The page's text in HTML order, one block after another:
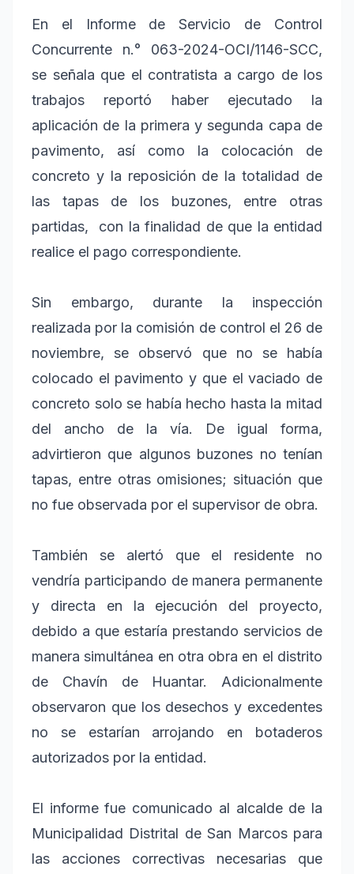
En el Informe de Servicio de Control
Concurrente n.° 063-2024-OCI/1146-SCC,
se señala que el contratista a cargo de los
trabajos reportó haber ejecutado la
aplicación de la primera y segunda capa de
pavimento, así como la colocación de
concreto y la reposición de la totalidad de
las tapas de los buzones, entre otras
partidas, con la finalidad de que la entidad
realice el pago correspondiente.
Sin embargo, durante la inspección
realizada por la comisión de control el 26 de
noviembre, se observó que no se había
colocado el pavimento y que el vaciado de
concreto solo se había hecho hasta la mitad
del ancho de la vía. De igual forma,
advirtieron que algunos buzones no tenían
tapas, entre otras omisiones; situación que
no fue observada por el supervisor de obra.
También se alertó que el residente no
vendría participando de manera permanente
y directa en la ejecución del proyecto,
debido a que estaría prestando servicios de
manera simultánea en otra obra en el distrito
de Chavín de Huantar. Adicionalmente
observaron que los desechos y excedentes
no se estarían arrojando en botaderos
autorizados por la entidad.
El informe fue comunicado al alcalde de la
Municipalidad Distrital de San Marcos para
las acciones correctivas necesarias que